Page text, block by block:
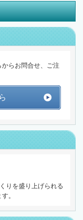
らお問合せ、ご注
りを盛り上げられる
。